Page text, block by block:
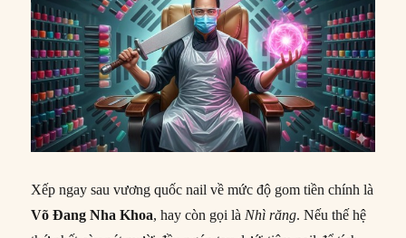
Xếp ngay sau vương quốc nail về mức độ gom tiền chính là
Võ Đang Nha Khoa, hay còn gọi làNhì răng. Nếu thế hệ